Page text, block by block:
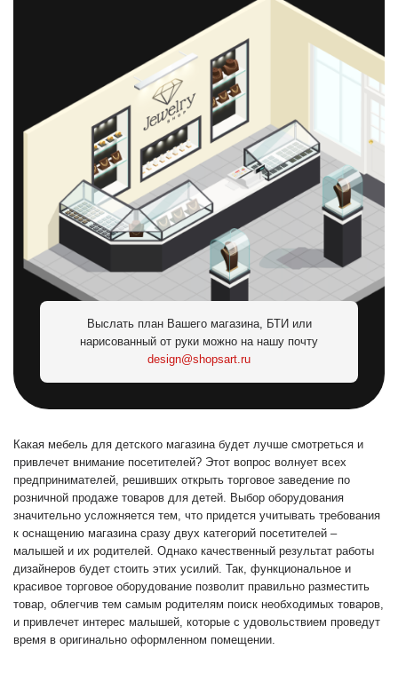
Выслать план Вашего магазина, БТИ или
нарисованный от руки можно на нашу почту
design@shopsart.ru
Какая мебель для детского магазина будет лучше смотреться и
привлечет внимание посетителей? Этот вопрос волнует всех
предпринимателей, решивших открыть торговое заведение по
розничной продаже товаров для детей. Выбор оборудования
значительно усложняется тем, что придется учитывать требования
к оснащению магазина сразу двух категорий посетителей –
малышей и их родителей. Однако качественный результат работы
дизайнеров будет стоить этих усилий. Так, функциональное и
красивое торговое оборудование позволит правильно разместить
товар, облегчив тем самым родителям поиск необходимых товаров,
и привлечет интерес малышей, которые с удовольствием проведут
время в оригинально оформленном помещении.